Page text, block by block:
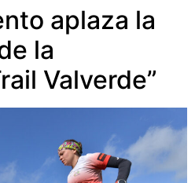
aplaza la
la
Valverde”